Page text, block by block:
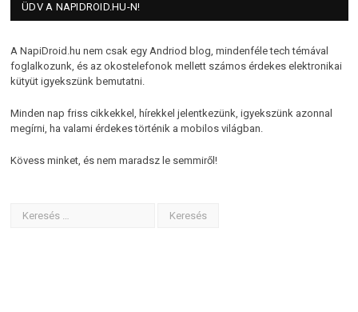
ÜDV A NAPIDROID.HU-N!
A NapiDroid.hu nem csak egy Andriod blog, mindenféle tech témával
foglalkozunk, és az okostelefonok mellett számos érdekes elektronikai
kütyüt igyekszünk bemutatni.
Minden nap friss cikkekkel, hírekkel jelentkezünk, igyekszünk azonnal
megírni, ha valami érdekes történik a mobilos világban.
Kövess minket, és nem maradsz le semmiről!